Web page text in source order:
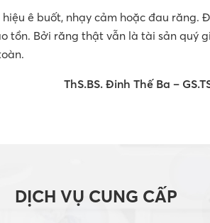
ê buốt, nhạy cảm hoặc đau răng.
tồn. Bởi răng thật vẫn là tài sản quý
ThS.BS. Đinh Thế Ba –
DỊCH VỤ CUNG CẤP